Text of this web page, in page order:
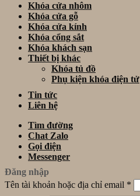
Khóa cửa nhôm
Khóa cửa gỗ
Khóa cửa kính
Khóa cổng sắt
Khóa khách sạn
Thiết bị khác
Khóa tủ đồ
Phụ kiện khóa điện tử
Tin tức
Liên hệ
Tìm đường
Chat Zalo
Gọi điện
Messenger
Đăng nhập
Tên tài khoản hoặc địa chỉ email *